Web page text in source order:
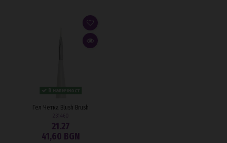
Гел Четка Blush Brush
21.27
41,60 BGN